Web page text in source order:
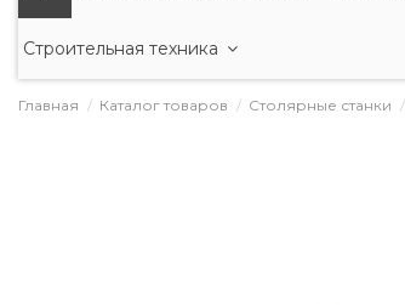
Строительная техника
Главная Каталог товаров Столярные станки